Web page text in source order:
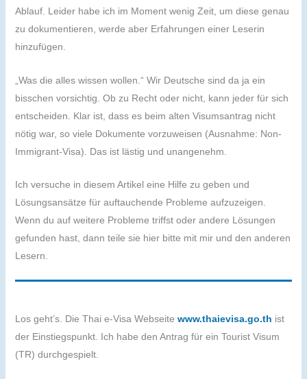
Ablauf. Leider habe ich im Moment wenig Zeit, um diese genau
zu dokumentieren, werde aber Erfahrungen einer Leserin
hinzufügen.
„Was die alles wissen wollen.“ Wir Deutsche sind da ja ein
bisschen vorsichtig. Ob zu Recht oder nicht, kann jeder für sich
entscheiden. Klar ist, dass es beim alten Visumsantrag nicht
nötig war, so viele Dokumente vorzuweisen (Ausnahme: Non-
Immigrant-Visa). Das ist lästig und unangenehm.
Ich versuche in diesem Artikel eine Hilfe zu geben und
Lösungsansätze für auftauchende Probleme aufzuzeigen.
Wenn du auf weitere Probleme triffst oder andere Lösungen
gefunden hast, dann teile sie hier bitte mit mir und den anderen
Lesern.
Los geht’s. Die Thai e-Visa Webseite www.thaievisa.go.th ist
der Einstiegspunkt. Ich habe den Antrag für ein Tourist Visum
(TR) durchgespielt.